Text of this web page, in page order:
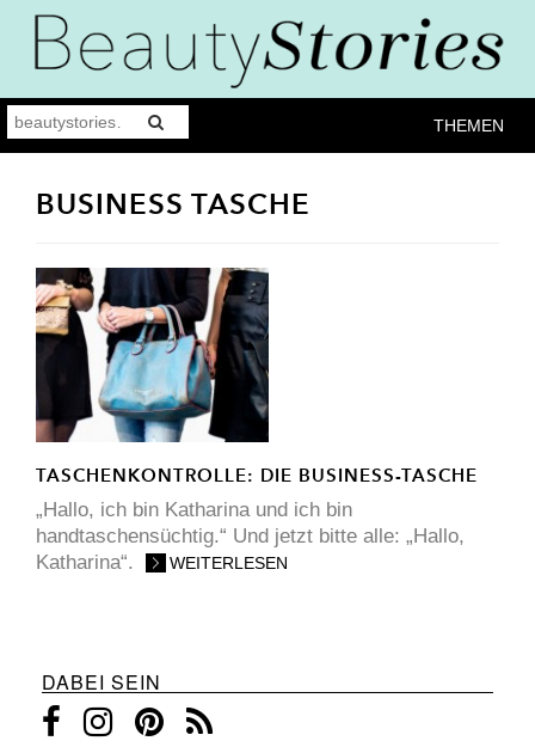
THEMEN
BUSINESS TASCHE
TASCHENKONTROLLE: DIE BUSINESS-TASCHE
„Hallo, ich bin Katharina und ich bin
handtaschensüchtig.“ Und jetzt bitte alle: „Hallo,
Katharina“.
WEITERLESEN
DABEI SEIN